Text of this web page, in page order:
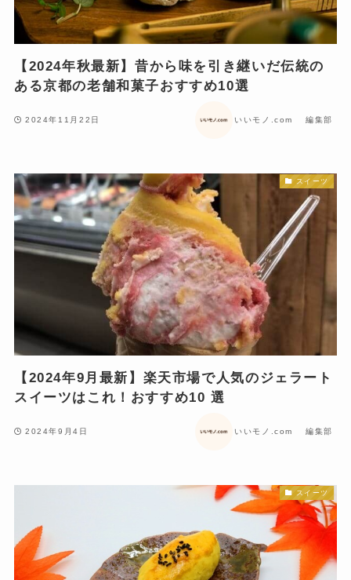
【2024年秋最新】昔から味を引き継いだ伝統の
ある京都の老舗和菓子おすすめ10選
2024年11月22日 いいモノ.com 編集部
スイーツ
【2024年9月最新】楽天市場で人気のジェラート
スイーツはこれ！おすすめ10 選
2024年9月4日 いいモノ.com 編集部
スイーツ